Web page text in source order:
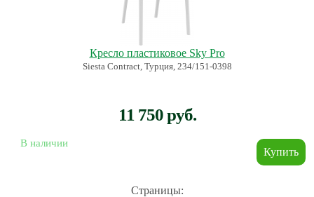
Кресло пластиковое Sky Pro
Siesta Contract, Турция, 234/151-0398
11 750 руб.
В наличии
Страницы: